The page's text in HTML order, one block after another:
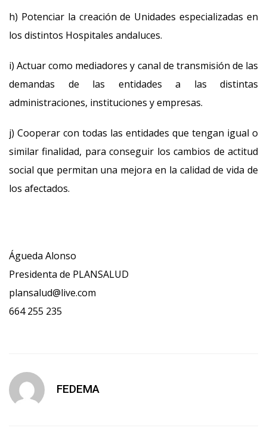
h) Potenciar la creación de Unidades especializadas en
los distintos Hospitales andaluces.
i) Actuar como mediadores y canal de transmisión de las
demandas de las entidades a las distintas
administraciones, instituciones y empresas.
j) Cooperar con todas las entidades que tengan igual o
similar finalidad, para conseguir los cambios de actitud
social que permitan una mejora en la calidad de vida de
los afectados.
Águeda Alonso
Presidenta de PLANSALUD
plansalud@live.com
664 255 235
FEDEMA